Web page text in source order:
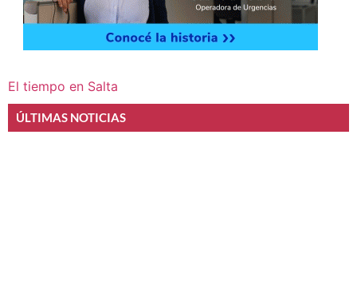
El tiempo en Salta
ÚLTIMAS NOTICIAS